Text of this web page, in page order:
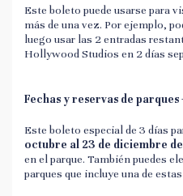
Este boleto puede usarse para
más de una vez. Por ejemplo,
luego usar las 2 entradas
Hollywood Studios en 2 días
Fechas y reservas de
Este boleto especial de 3 días
octubre al 23 de diciembre
en el parque. También puedes
parques que incluye una de